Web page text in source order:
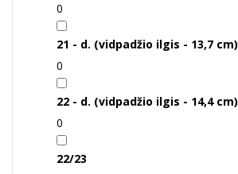
0
21 - d. (vidpadžio ilgis - 13,7 cm)
0
22 - d. (vidpadžio ilgis - 14,4 cm)
0
22/23